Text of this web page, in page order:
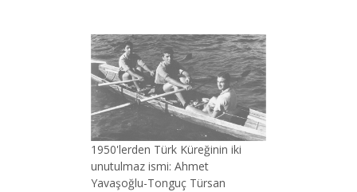
1950'lerden Türk Küreğinin iki
unutulmaz ismi: Ahmet
Yavaşoğlu-Tonguç Türsan